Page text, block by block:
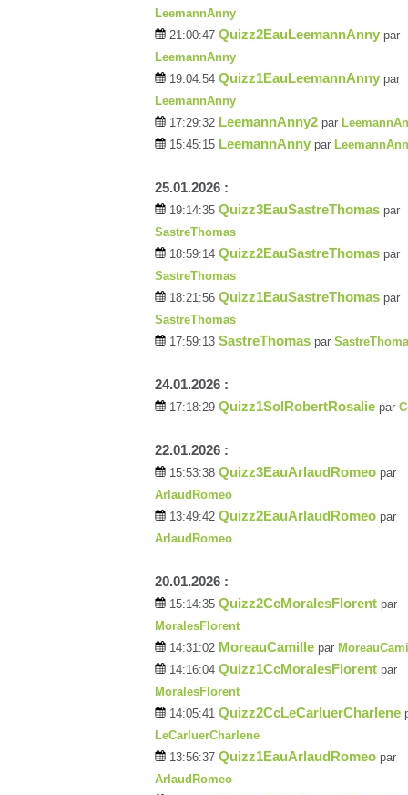
LeemannAnny
21:00:47 Quizz2EauLeemannAnny par
LeemannAnny
19:04:54 Quizz1EauLeemannAnny par
LeemannAnny
17:29:32 LeemannAnny2 par
15:45:15 LeemannAnny par
25.01.2026 :
19:14:35 Quizz3EauSastreThomas par
SastreThomas
18:59:14 Quizz2EauSastreThomas par
SastreThomas
18:21:56 Quizz1EauSastreThomas par
SastreThomas
17:59:13 SastreThomas par
24.01.2026 :
17:18:29 Quizz1SolRobertRosalie par
22.01.2026 :
15:53:38 Quizz3EauArlaudRomeo par
ArlaudRomeo
13:49:42 Quizz2EauArlaudRomeo par
ArlaudRomeo
20.01.2026 :
15:14:35 Quizz2CcMoralesFlorent par
MoralesFlorent
14:31:02 MoreauCamille par
14:16:04 Quizz1CcMoralesFlorent par
MoralesFlorent
14:05:41 Quizz2CcLeCarluerCharlene
LeCarluerCharlene
13:56:37 Quizz1EauArlaudRomeo par
ArlaudRomeo